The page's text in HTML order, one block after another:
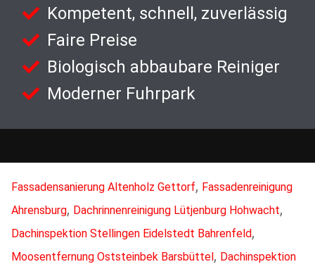
Kompetent, schnell, zuverlässig
Faire Preise
Biologisch abbaubare Reiniger
Moderner Fuhrpark
Fassadensanierung Altenholz Gettorf, Fassadenreinigung
Ahrensburg, Dachrinnenreinigung Lütjenburg Hohwacht,
Dachinspektion Stellingen Eidelstedt Bahrenfeld,
Moosentfernung Oststeinbek Barsbüttel, Dachinspektion